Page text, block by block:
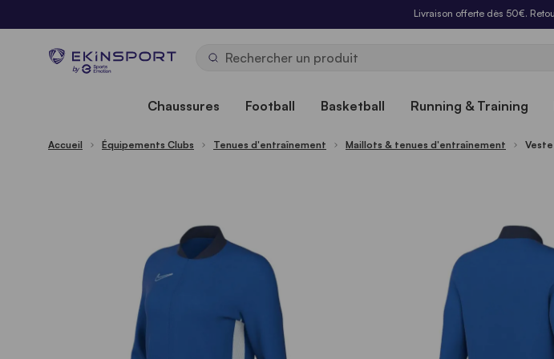
Livraison offerte dès 50€.
by
Chaussures Football Basketball Running & Training
Accueil Équipements Clubs Tenues d'entraînement Maillots & tenues d'entraînement